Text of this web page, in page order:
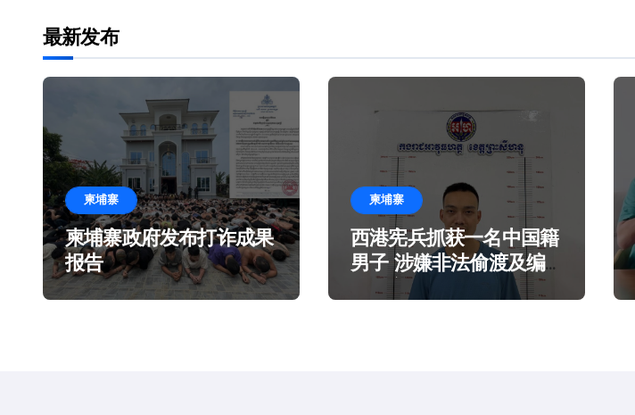
最新发布
柬埔寨
柬埔寨政府发布打诈成果
报告
柬埔寨
西港宪兵抓获一名中国籍
男子 涉嫌非法偷渡及编
造谎言在海滩乞讨